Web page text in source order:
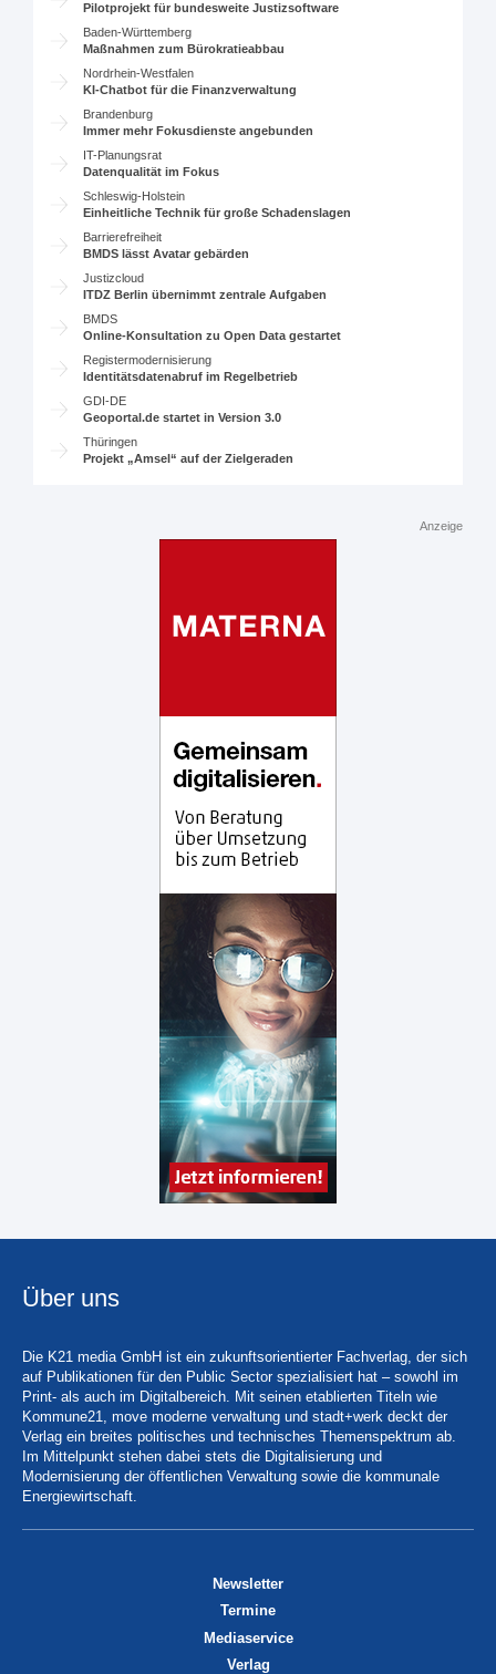
Pilotprojekt für bundesweite Justizsoftware
Baden-Württemberg
Maßnahmen zum Bürokratieabbau
Nordrhein-Westfalen
KI-Chatbot für die Finanzverwaltung
Brandenburg
Immer mehr Fokusdienste angebunden
IT-Planungsrat
Datenqualität im Fokus
Schleswig-Holstein
Einheitliche Technik für große Schadenslagen
Barrierefreiheit
BMDS lässt Avatar gebärden
Justizcloud
ITDZ Berlin übernimmt zentrale Aufgaben
BMDS
Online-Konsultation zu Open Data gestartet
Registermodernisierung
Identitätsdatenabruf im Regelbetrieb
GDI-DE
Geoportal.de startet in Version 3.0
Thüringen
Projekt „Amsel“ auf der Zielgeraden
Anzeige
Über uns
Die K21 media GmbH ist ein zukunftsorientierter Fachverlag, der sich
auf Publikationen für den Public Sector spezialisiert hat – sowohl im
Print- als auch im Digitalbereich. Mit seinen etablierten Titeln wie
Kommune21, move moderne verwaltung und stadt+werk deckt der
Verlag ein breites politisches und technisches Themenspektrum ab.
Im Mittelpunkt stehen dabei stets die Digitalisierung und
Modernisierung der öffentlichen Verwaltung sowie die kommunale
Energiewirtschaft.
Newsletter
Termine
Mediaservice
Verlag